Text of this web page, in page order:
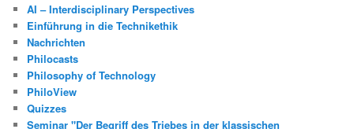
AI – Interdisciplinary Perspectives
Einführung in die Technikethik
Nachrichten
Philocasts
Philosophy of Technology
PhiloView
Quizzes
Seminar "Der Begriff des Triebes in der klassischen